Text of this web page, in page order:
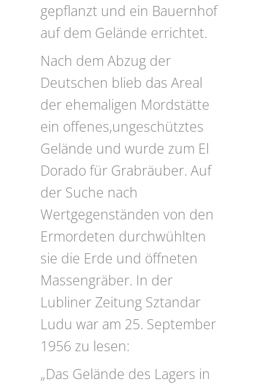
gepflanzt und ein Bauernhof
auf dem Gelände errichtet.
Nach dem Abzug der
Deutschen blieb das Areal
der ehemaligen Mordstätte
ein offenes,ungeschütztes
Gelände und wurde zum El
Dorado für Grabräuber. Auf
der Suche nach
Wertgegenständen von den
Ermordeten durchwühlten
sie die Erde und öffneten
Massengräber. In der
Lubliner Zeitung Sztandar
Ludu war am 25. September
1956 zu lesen:
„Das Gelände des Lagers in